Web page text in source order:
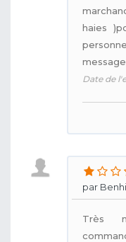
haies
Date de
par
Très